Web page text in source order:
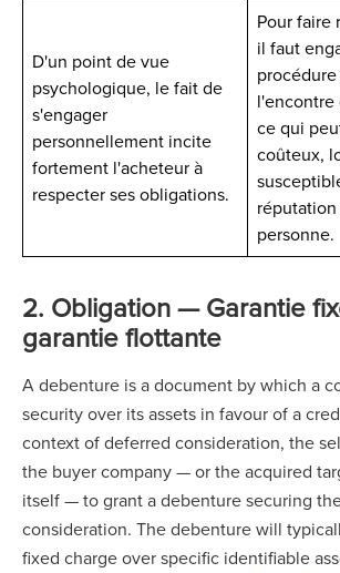
D'un point de vue
psychologique, le fait de
s'engager
personnellement incite
fortement l'acheteur à
respecter ses obligations.
Pour faire
il faut
l'encontre
ce qui
coûteux,
personne.
2. Obligation — Garantie
garantie flottante
A debenture is a document by which a
security over its assets in favour of a
context of deferred consideration, the
the buyer company — or the acquired
itself — to grant a debenture securing
consideration. The debenture will
fixed charge over specific identifiable